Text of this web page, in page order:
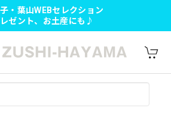
・葉山WEBセレクション
ゼント、お土産にも♪